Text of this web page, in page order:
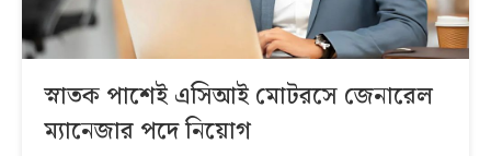
স্নাতক পাশেই এসিআই মোটরসে জেনারেল
ম্যানেজার পদে নিয়োগ